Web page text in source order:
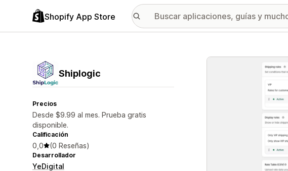
Shopify App Store
Shiplogic
Precios
Desde $9.99 al mes. Prueba gratis
disponible.
Calificación
0,0 (0 Reseñas)
Desarrollador
YeDigital
Galería de imágenes